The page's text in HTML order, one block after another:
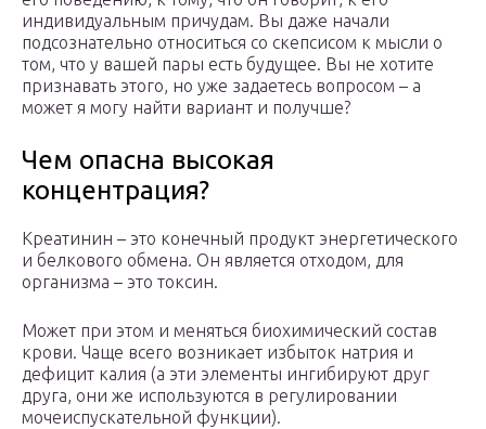
индивидуальным причудам. Вы даже начали
подсознательно относиться со скепсисом к мысли о
том, что у вашей пары есть будущее. Вы не хотите
признавать этого, но уже задаетесь вопросом – а
может я могу найти вариант и получше?
Чем опасна высокая
концентрация?
Креатинин – это конечный продукт энергетического
и белкового обмена. Он является отходом, для
организма – это токсин.
Может при этом и меняться биохимический состав
крови. Чаще всего возникает избыток натрия и
дефицит калия (а эти элементы ингибируют друг
друга, они же используются в регулировании
мочеиспускательной функции).